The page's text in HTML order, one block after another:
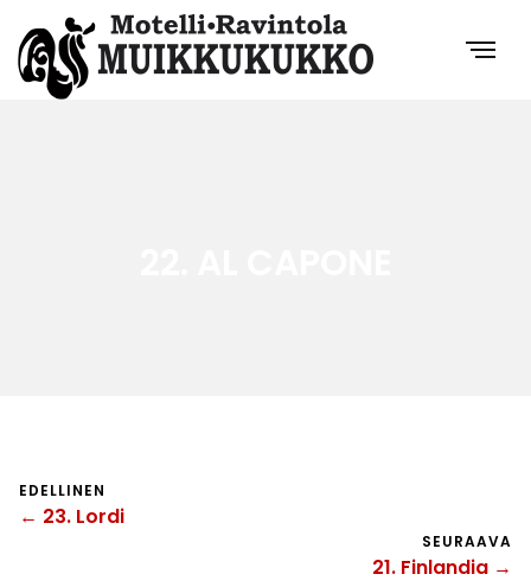
EDELLINEN
← 23. Lordi
SEURAAVA
21. Finlandia →